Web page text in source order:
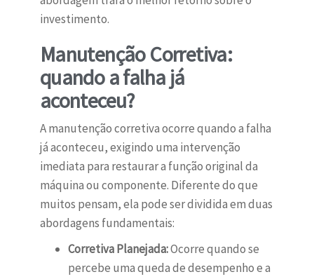
investimento.
Manutenção Corretiva:
quando a falha já
aconteceu?
A manutenção corretiva ocorre quando a falha
já aconteceu, exigindo uma intervenção
imediata para restaurar a função original da
máquina ou componente. Diferente do que
muitos pensam, ela pode ser dividida em duas
abordagens fundamentais:
Corretiva Planejada:Ocorre quando se
percebe uma queda de desempenho e a